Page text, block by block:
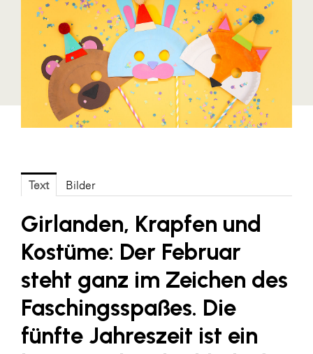
Blaguss
Bundesverband Sonnenschutztechnik
Cineplexx
Colmobil Austria
Controller Institut
DOMOFERM
Essity
FG UBIT Salzburg
foodaffairs
Fressnapf
FRoSTA
Text Bilder
Girlanden, Krapfen und
Kostüme: Der Februar
steht ganz im Zeichen des
Faschingsspaßes. Die
fünfte Jahreszeit ist ein